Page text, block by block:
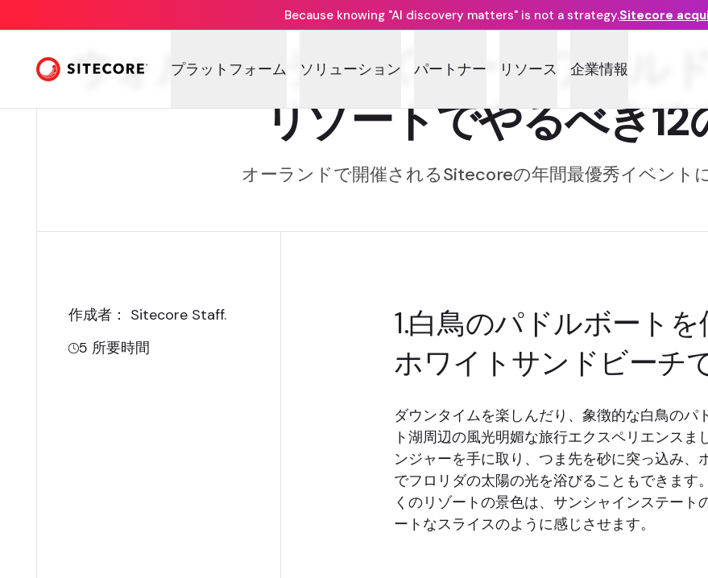
Because knowing "AI discovery matters" is not a strategy.Sitecore
プラットフォーム ソリューション パートナー リソース 企業情報
ウォルト・ディズニー・ワール
リゾートでやるべき12
オーランドで開催されるSitecoreの年間最優秀イベント
作成者： Sitecore Staff.
5 所要時間
1.白鳥のパドルボートを
ホワイトサンドビーチ
ダウンタイムを楽しんだり、象徴的な白鳥のパ
ト湖周辺の風光明媚な旅行エクスペリエンスま
ンジャーを手に取り、つま先を砂に突っ込み、
でフロリダの太陽の光を浴びることもできます
くのリゾートの景色は、サンシャインステート
ートなスライスのように感じさせます。